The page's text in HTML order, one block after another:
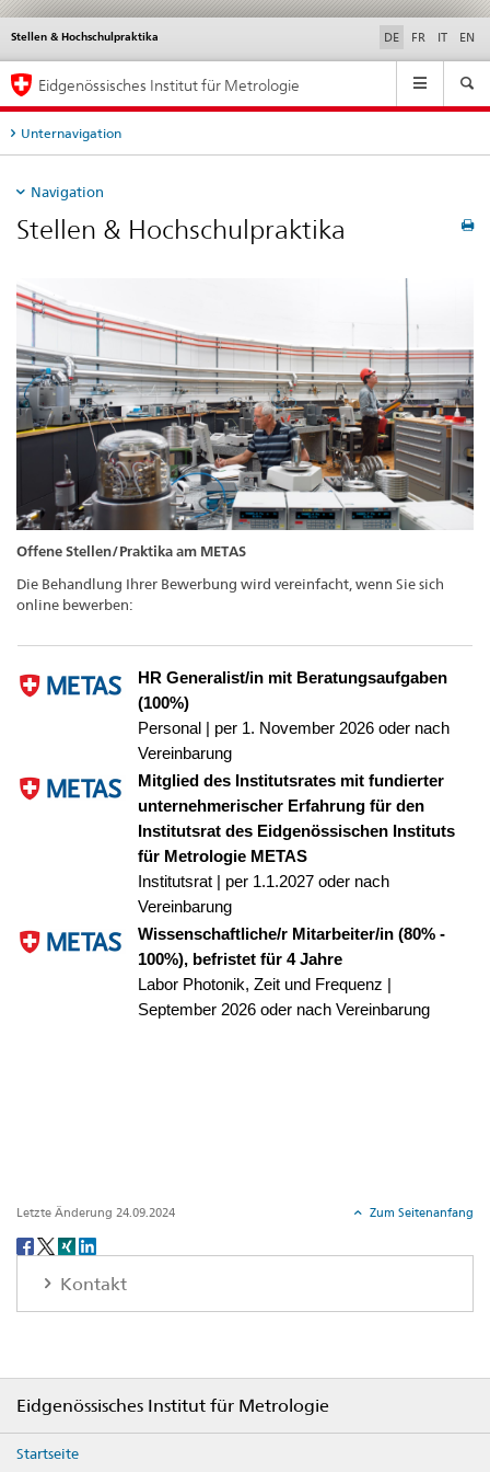
Stellen & Hochschulpraktika DE FR IT EN
Service
Hauptnavigation
Eidgenössisches Institut für Metrologie
Unternavigation
Navigation
Stellen & Hochschulpraktika
Offene Stellen/Praktika am METAS
Die Behandlung Ihrer Bewerbung wird vereinfacht, wenn Sie sich
online bewerben:
Letzte Änderung 24.09.2024 Zum Seitenanfang
Social
Kontakt
Eidgenössisches Institut für Metrologie
Startseite